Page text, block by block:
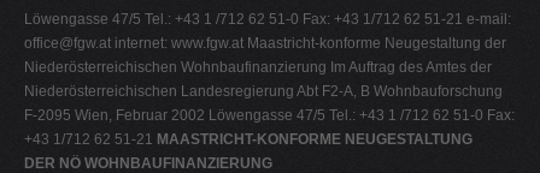
O
P
Q
R
Löwengasse 47/5 Tel.: +43 1 /712 62 51-0 Fax: +43 1/712 62 51-21 e-mail:
office@fgw.at internet: www.fgw.at Maastricht-konforme Neugestaltung der
Niederösterreichischen Wohnbaufinanzierung Im Auftrag des Amtes der
Niederösterreichischen Landesregierung Abt F2-A, B Wohnbauforschung
F-2095 Wien, Februar 2002 Löwengasse 47/5 Tel.: +43 1 /712 62 51-0 Fax:
+43 1/712 62 51-21 MAASTRICHT-KONFORME NEUGESTALTUNG
DER NÖ WOHNBAUFINANZIERUNG